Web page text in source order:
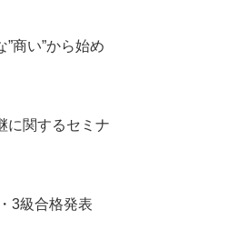
”商い”から始め
に関するセミナ
3級合格発表